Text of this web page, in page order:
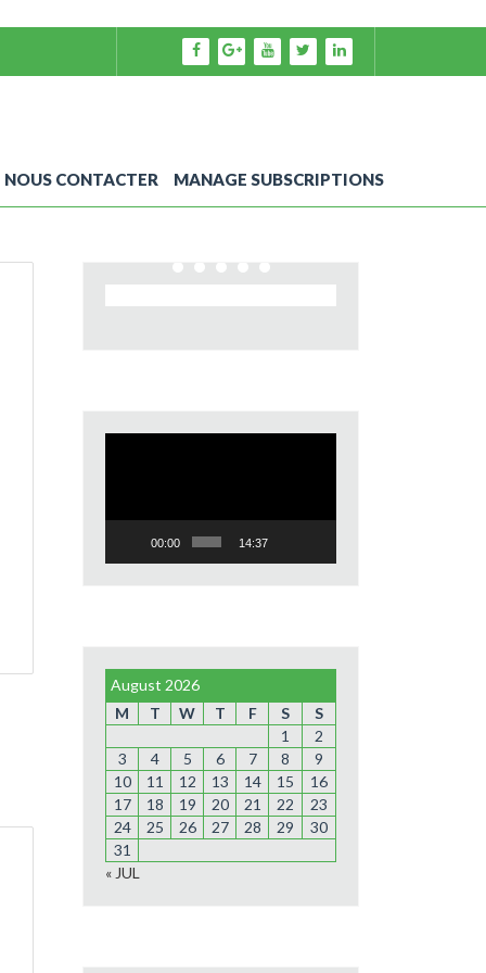
NOUS CONTACTER MANAGE SUBSCRIPTIONS
00:00 14:37
August 2026
M
T W T F S
S
1
2
3
4 5 6 7 8
9
10
11 12 13 14 15
16
17
18 19 20 21 22
23
24
25 26 27 28 29
30
31
« JUL